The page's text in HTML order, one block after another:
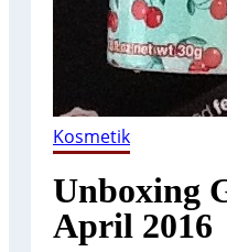
Kosmetik
Unboxing
April 2016